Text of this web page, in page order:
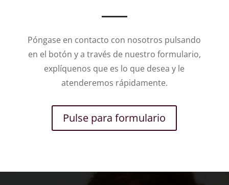
Póngase en contacto con nosotros pulsando
en el botón y a través de nuestro formulario,
explíquenos que es lo que desea y le
atenderemos rápidamente.
Pulse para formulario